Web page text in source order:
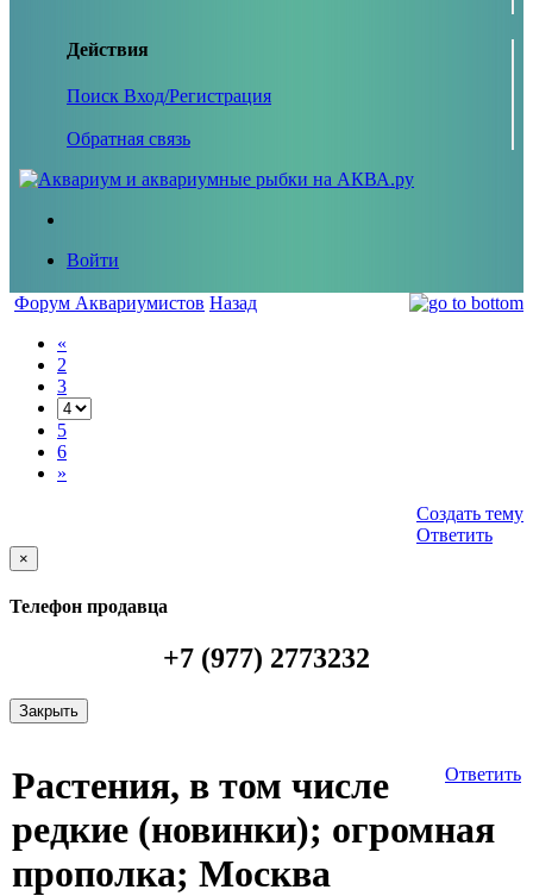
Действия
Поиск Вход/Регистрация
Обратная связь
Войти
Форум Аквариумистов Назад
«
2
3
5
6
»
Создать тему
Ответить
×
Телефон продавца
+7 (977) 2773232
Закрыть
Ответить
Растения, в том числе
редкие (новинки); огромная
прополка; Москва